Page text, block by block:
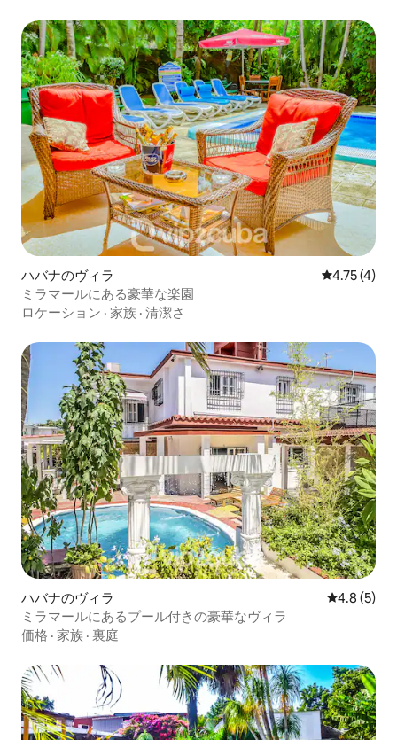
ハバナのヴィラ レビュー4
4.75 (4)
ミラマールにある豪華な楽園
ロケーション · 家族 · 清潔さ
ハバナのヴィラ レビュー5
4.8 (5)
ミラマールにあるプール付きの豪華なヴィラ
価格 · 家族 · 裏庭